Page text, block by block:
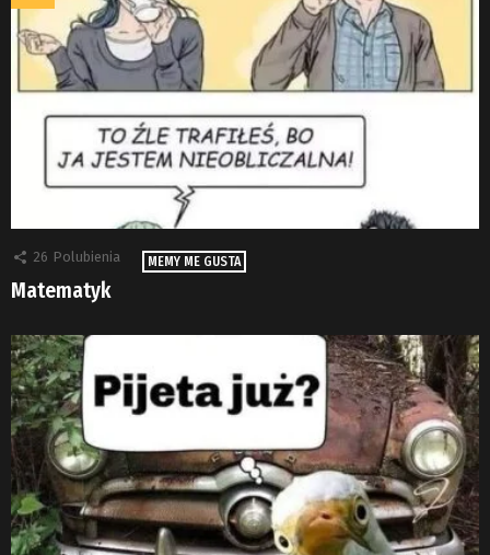
26 Polubienia MEMY ME GUSTA
Matematyk